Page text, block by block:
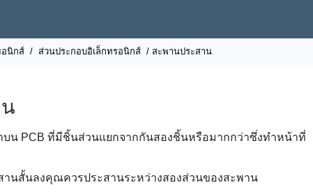
อนิกส์ / ส่วนประกอบอิเล็กทรอนิกส์ / สะพานประสาน
บน PCB ที่มีชิ้นส่วนแยกจากกันสองชิ้นหรือมากกว่าซึ่งทำหน้าที่
านสั้นลงคุณควรประสานระหว่างสองส่วนของสะพาน